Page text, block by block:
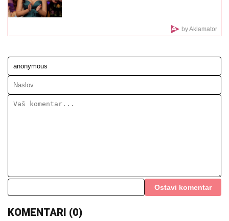
crvenom kravatom: Ne skidaju osmeh pred crkveno
venčanje
ZEMLjOTRES U VOJSCI SAD! Još
jedan američki general u Evropi HITNO
drastičan potez usred tenzija!
oglasila se i otkrila šta se dešava